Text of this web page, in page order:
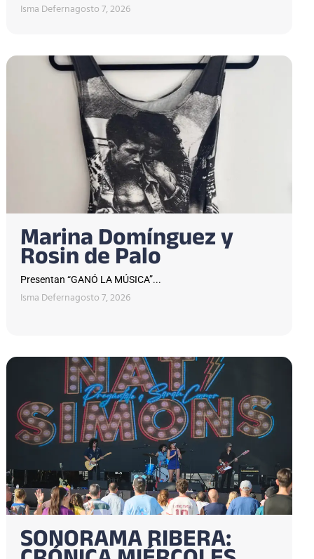
Isma Defernagosto 7, 2026
Marina Domínguez y
Rosin de Palo
Presentan “GANÓ LA MÚSICA”...
Isma Defernagosto 7, 2026
SONORAMA RIBERA: